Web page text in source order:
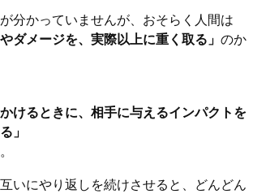
分かっていませんが、おそらく人間は
ダメージを、実際以上に重く取る」 のか
かけるときに、相手に与えるインパクトを
」
いにやり返しを続けさせると、どんどん